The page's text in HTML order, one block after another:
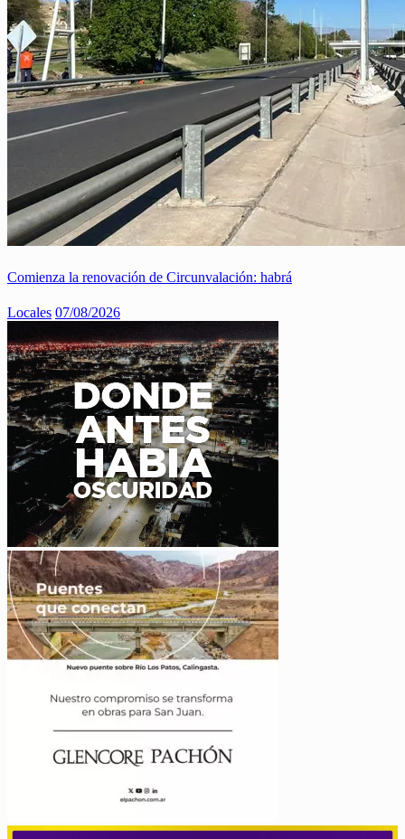
Comienza la renovación de Circunvalación: habrá
Locales 07/08/2026